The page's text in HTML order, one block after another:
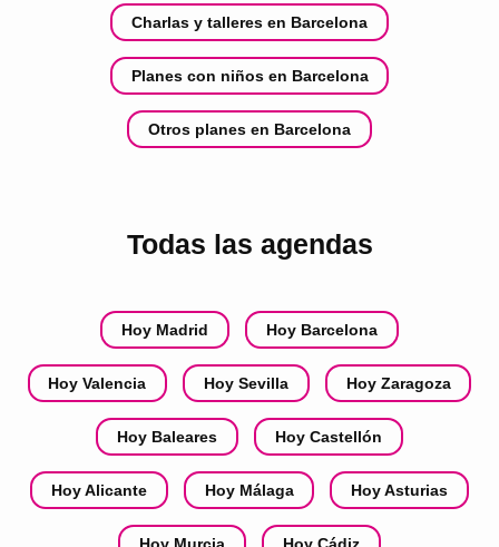
Charlas y talleres en Barcelona
Planes con niños en Barcelona
Otros planes en Barcelona
Todas las agendas
Hoy Madrid Hoy Barcelona
Hoy Valencia Hoy Sevilla Hoy Zaragoza
Hoy Baleares Hoy Castellón
Hoy Alicante Hoy Málaga Hoy Asturias